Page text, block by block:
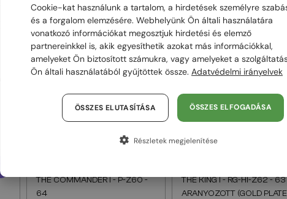
48/72 -20%
THE COMMANDER I - P-Z60 -
64
48/72 -20%
THE KING I - RG-HI-Z62 -
ARANYOZOTT (GOLD
Cookie-kat használunk a tartalom, a hirdetések személyre
és a forgalom elemzésére. Webhelyünk Ön általi használatára
vonatkozó információkat megosztjuk hirdetési és elemző
partnereinkkel is, akik egyesíthetik azokat más információkkal,
amelyeket Ön biztosított számukra, vagy amelyeket a
Ön általi használatából gyűjtöttek össze. Adatvédelmi irányelvek
ÖSSZES ELFOGADÁSA
ÖSSZES ELUTASÍTÁSA
Részletek megjelenítése